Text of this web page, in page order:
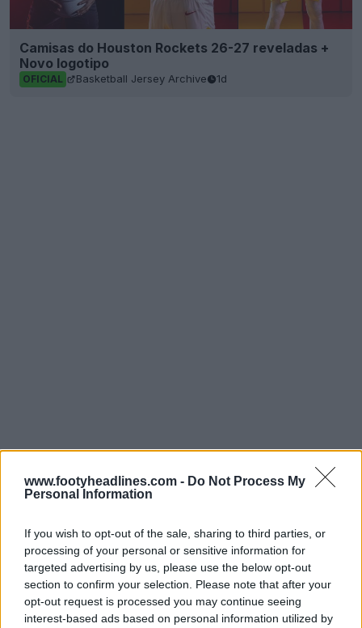
www.footyheadlines.com - Do Not Process My
Personal Information
If you wish to opt-out of the sale, sharing to third parties, or
processing of your personal or sensitive information for
targeted advertising by us, please use the below opt-out
section to confirm your selection. Please note that after your
opt-out request is processed you may continue seeing
interest-based ads based on personal information utilized by
Camisas do Houston Rockets 26-27 reveladas +
Novo logotipo
OFICIAL Basketball Jersey Archive 1d